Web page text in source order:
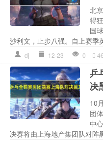
北
得
国
沙利文，止步八强。自上赛季
dj 12-23 0
乒
决
10
团
中
决赛将由上海地产集团队对阵